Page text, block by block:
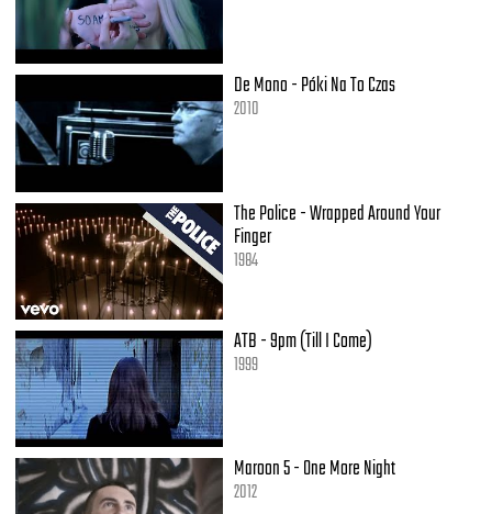
De Mono - Póki Na To Czas
2010
The Police - Wrapped Around Your
Finger
1984
ATB - 9pm (Till I Come)
1999
Maroon 5 - One More Night
2012